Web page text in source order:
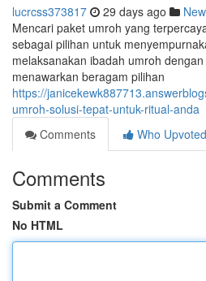
lucrcss373817 29 days ago
Mencari paket umroh yang
sebagai pilihan untuk
melaksanakan ibadah umroh
menawarkan beragam pilihan
https://
umroh-solusi-tepat-untuk-ritual-anda
Comments
Who Upvoted
Comments
Submit a Comment
No HTML